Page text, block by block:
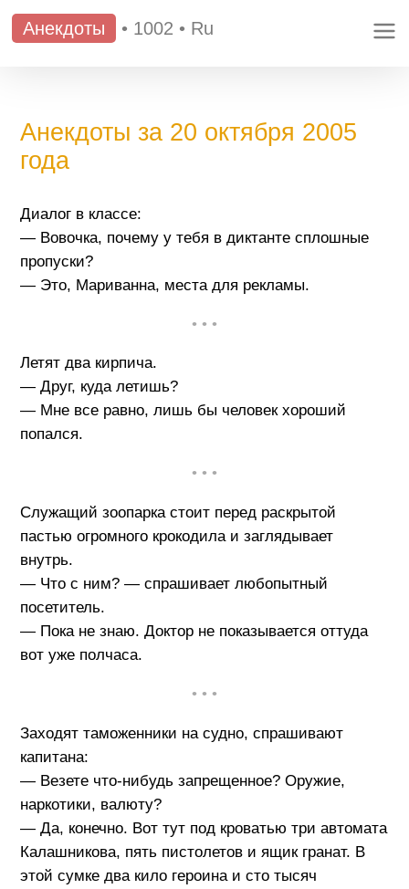
Анекдоты • 1002 • Ru
Анекдоты за 20 октября 2005
года
Диалог в классе:
— Вовочка, почему у тебя в диктанте сплошные
пропуски?
— Это, Мариванна, места для рекламы.
• • •
Летят два кирпича.
— Друг, куда летишь?
— Мне все равно, лишь бы человек хороший
попался.
• • •
Служащий зоопарка стоит перед раскрытой
пастью огромного крокодила и заглядывает
внутрь.
— Что с ним? — спрашивает любопытный
посетитель.
— Пока не знаю. Доктор не показывается оттуда
вот уже полчаса.
• • •
Заходят таможенники на судно, спрашивают
капитана:
— Везете что-нибудь запрещенное? Оружие,
наркотики, валюту?
— Да, конечно. Вот тут под кроватью три автомата
Калашникова, пять пистолетов и ящик гранат. В
этой сумке два кило героина и сто тысяч